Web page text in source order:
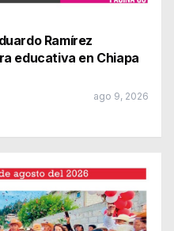
Ramírez
educativa en Chiapa
ago 9, 2026